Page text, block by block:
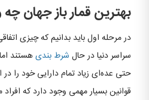
بهترین قمار باز جهان
در مرحله اول باید بدانیم که چیزی
سراسر دنیا در حال شرط بندیهستند
حتی عده‌ای زیاد تمام دارایی خود را
قوانین بسیار مهمی وجود دارد که افراد